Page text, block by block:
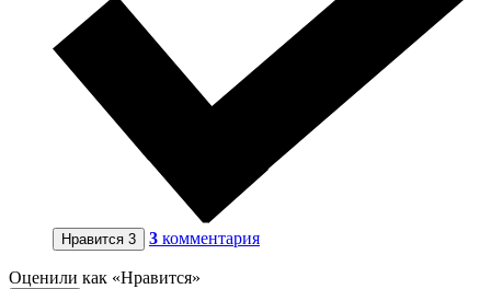
Нравится 3 3 комментария
Оценили как «Нравится»